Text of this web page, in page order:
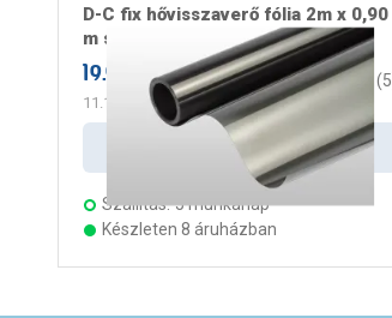
D-C fix hővisszaverő fólia 2m x 0,90
m statikus
19.990 Ft / tekercs
11.106 Ft / m2
(5
Kosárba
Szállítás: 5 munkanap
Készleten 8 áruházban